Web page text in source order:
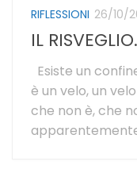
RIFLESSIONI 26/10/
IL
Esiste un
è un velo, un
che non è, che